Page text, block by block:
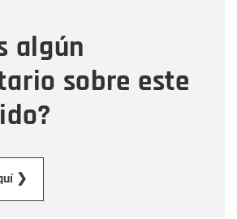
algún
sobre este
❯